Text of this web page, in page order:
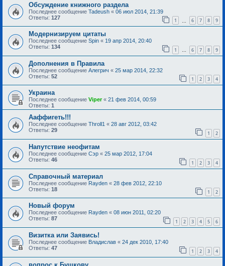
Обсуждение книжного раздела
Последнее сообщение Tadeush « 06 июл 2014, 21:39
Ответы: 127 1 6 7 8 9
Модернизируем цитаты
Последнее сообщение Spin « 19 апр 2014, 20:40
Ответы: 134 1 … 6 7 8 9
Дополнения в Правила
Последнее сообщение Алегрич « 25 мар 2014, 22:32
Ответы: 52 1 2 3 4
Украина
Последнее сообщение Viper« 21 фев 2014, 00:59
Ответы: 1
Ааффигеть!!!
Последнее сообщение Throll1 « 28 авг 2012, 03:42
Ответы: 29 1 2
Напутствие неофитам
Последнее сообщение Сэр « 25 мар 2012, 17:04
Ответы: 46 1 2 3 4
Справочный материал
Последнее сообщение Rayden « 28 фев 2012, 22:10
Ответы: 18 1 2
Новый форум
Последнее сообщение Rayden « 08 июн 2011, 02:20
Ответы: 87 1 2 3 4 5 6
Визитка или Заявись!
Последнее сообщение Владислав « 24 дек 2010, 17:40
Ответы: 47 1 2 3 4